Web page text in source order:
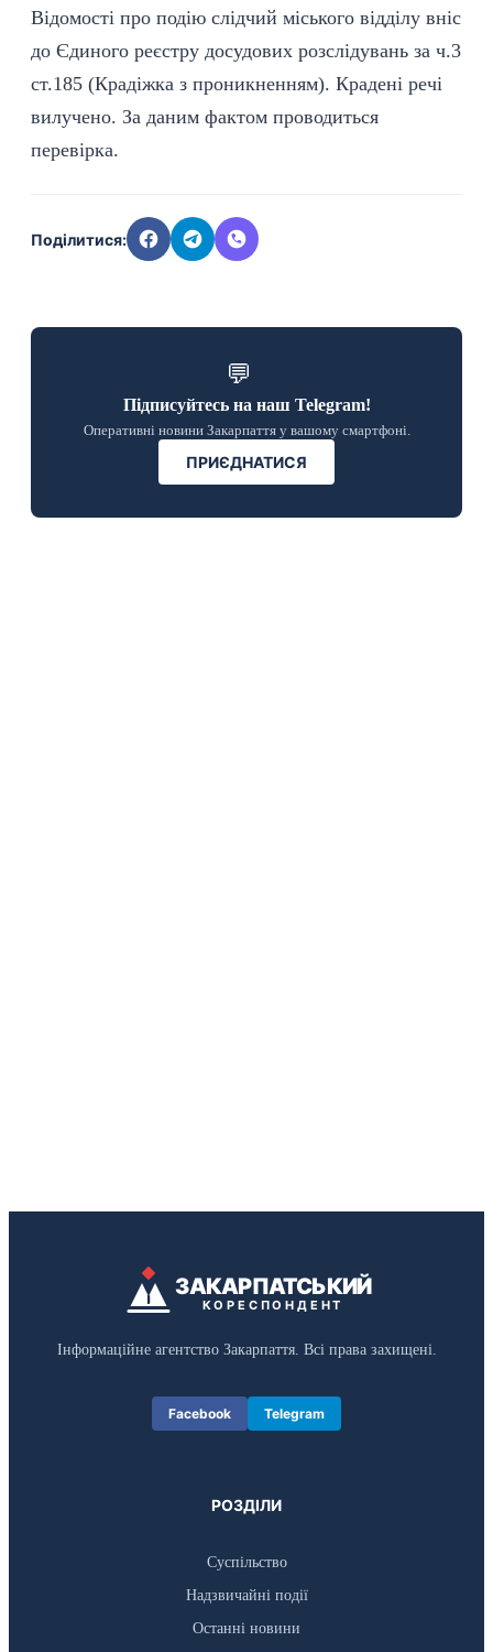
Відомості про подію слідчий міського відділу вніс
до Єдиного реєстру досудових розслідувань за ч.3
ст.185 (Крадіжка з проникненням). Крадені речі
вилучено. За даним фактом проводиться
перевірка.
Поділитися:
💬
Підписуйтесь на наш Telegram!
Оперативні новини Закарпаття у вашому смартфоні.
ПРИЄДНАТИСЯ
ЗАКАРПАТСЬКИЙ
КОРЕСПОНДЕНТ
Інформаційне агентство Закарпаття. Всі права захищені.
Facebook Telegram
РОЗДІЛИ
Суспільство
Надзвичайні події
Останні новини